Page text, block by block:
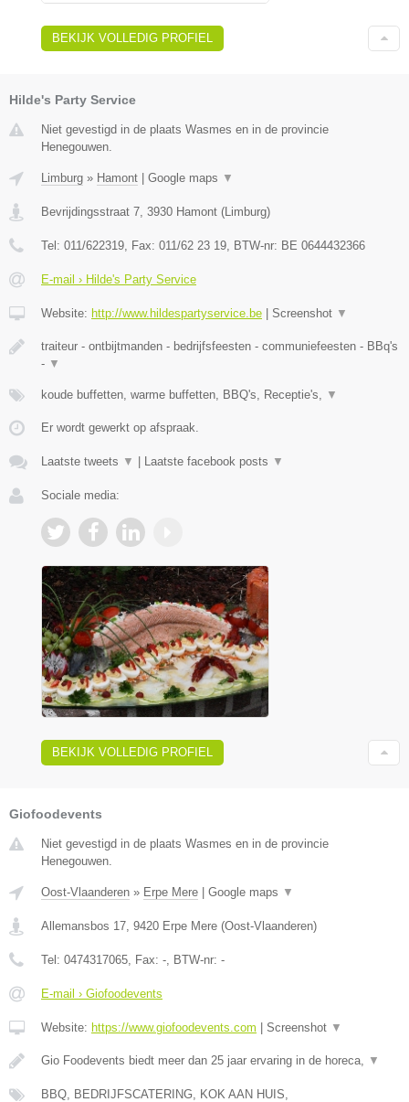
BEKIJK VOLLEDIG PROFIEL
Hilde's Party Service
Niet gevestigd in de plaats Wasmes en in de provincie
Henegouwen.
Limburg » Hamont Google maps ▼
Bevrijdingsstraat 7 3930 Hamont ( Limburg)
Tel: 011/622319 , Fax: 011/62 23 19 , BTW-nr: BE 0644432366
E-mail › Hilde's Party Service
Website: http://www.hildespartyservice.be Screenshot ▼
traiteur - ontbijtmanden - bedrijfsfeesten - communiefeesten - BBq's
- ▼
koude buffetten, warme buffetten, BBQ's, Receptie's, ▼
Er wordt gewerkt op afspraak.
Laatste tweets ▼ Laatste facebook posts ▼
Sociale media:
BEKIJK VOLLEDIG PROFIEL
Giofoodevents
Niet gevestigd in de plaats Wasmes en in de provincie
Henegouwen.
Oost-Vlaanderen » Erpe Mere | Google maps ▼
Allemansbos 17 9420 Erpe Mere (Oost-Vlaanderen)
Tel: 0474317065 , Fax: - , BTW-nr: -
E-mail › Giofoodevents
Website: https://www.giofoodevents.com | Screenshot ▼
Gio Foodevents biedt meer dan 25 jaar ervaring in de horeca, ▼
BBQ, BEDRIJFSCATERING, KOK AAN HUIS,